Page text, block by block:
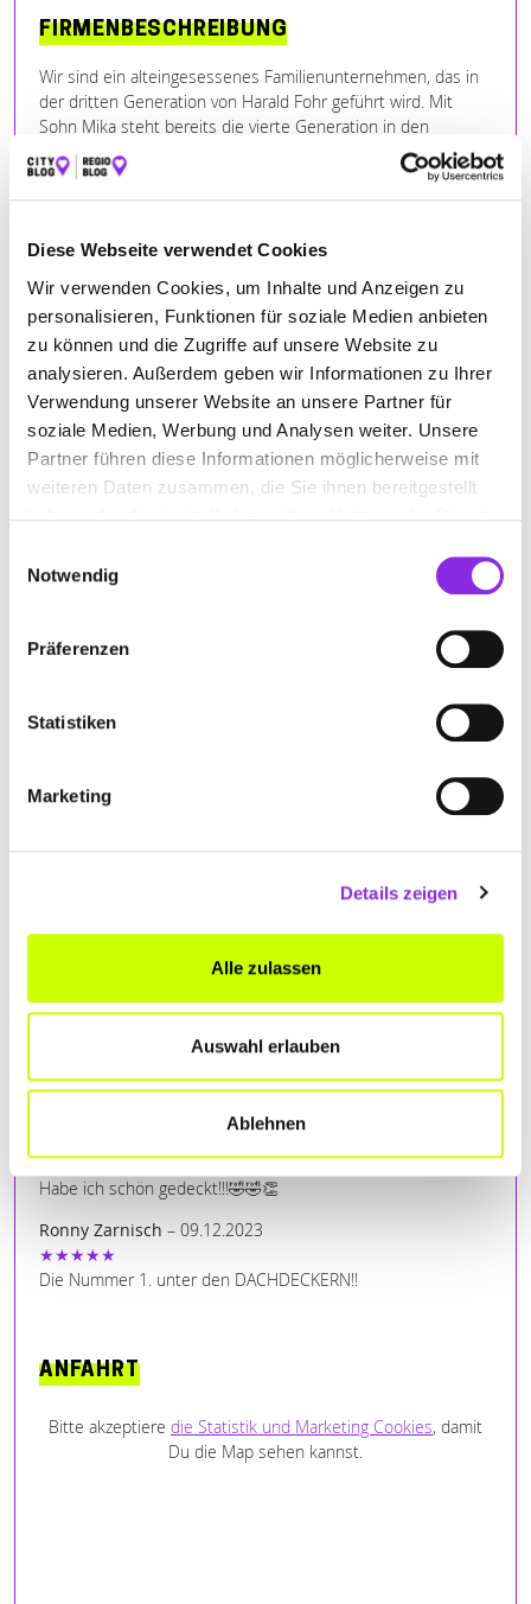
Diese Webseite verwendet Cookies
Wir verwenden Cookies, um Inhalte und Anzeigen zu
personalisieren, Funktionen für soziale Medien anbieten
zu können und die Zugriffe auf unsere Website zu
analysieren. Außerdem geben wir Informationen zu Ihrer
Verwendung unserer Website an unsere Partner für
soziale Medien, Werbung und Analysen weiter. Unsere
Partner führen diese Informationen möglicherweise mit
weiteren Daten zusammen, die Sie ihnen bereitgestellt
Notwendig
Präferenzen
Statistiken
Marketing
Details zeigen
Alle zulassen
Auswahl erlauben
Ablehnen
FIRMENBESCHREIBUNG
Wir sind ein alteingesessenes Familienunternehmen, das in
der dritten Generation von Harald Fohr geführt wird. Mit
Sohn Mika steht bereits die vierte Generation in den
Startlöchern. Unsere größte Aufgabe ist der Dienst am
Kunden und eine qualitativ hochwertige Arbeit rund ums
Dach.
Preisen.
Ein gutes Betriebsklima, das Arbeiten in einem zufriedenen
Team und eine faire Entlohnung unserer Mitarbeiter liegen
uns am Herzen.
BILDER
Bismark Immobilien– 23.07.2026
Sehr gute Arbeit , und spitzen Mitarbeiter
bernd laudes– 28.08.2025
Kann ich nur empfehlen
– 30.01.2024
★★★★★
Habe ich schön gedeckt!!!🤣🤣👏
Ronny Zarnisch – 09.12.2023
★★★★★
Die Nummer 1. unter den DACHDECKERN!!
ANFAHRT
Bitte akzeptiere die Statistik und Marketing Cookies, damit
Du die Map sehen kannst.